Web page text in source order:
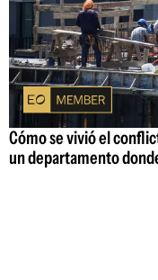
Cómo se vivió el
un departamento